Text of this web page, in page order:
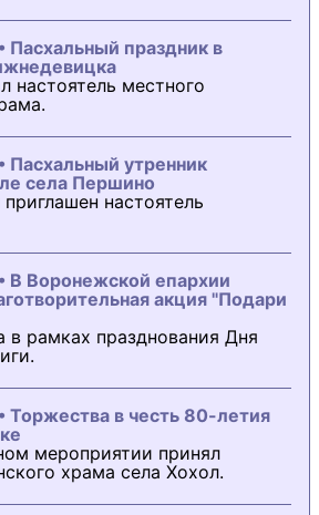
Пасхальный праздник в
настоятель местного
Пасхальный утренник
села Першино
настоятель
В Воронежской епархии
акция "Подари
в рамках празднования Дня
Торжества в честь 80-летия
мероприятии принял
храма села Хохол.